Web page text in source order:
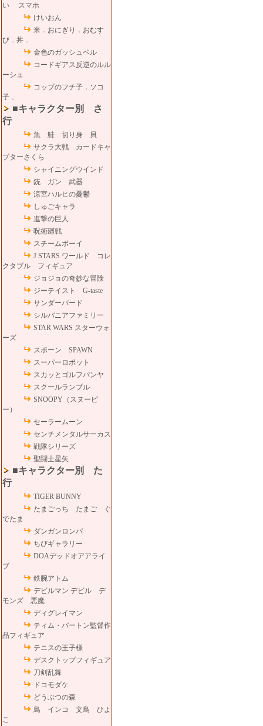
い スマホ
けいおん
米．おにぎり．おむす
び．丼．
金色のガッシュベル
コードギアス反逆のルル
ーシュ
コップのフチ子．ソコ
子．
■キャラクター別 さ
行
魚 鮭 切り身 貝
サクラ大戦 カードキャ
プターさくら
シャイニングウインド
銃 ガン 武器
涼宮ハルヒの憂鬱
しゅごキャラ
進撃の巨人
呪術廻戦
スチームボーイ
J STARS ワールド コレ
クタブル フィギュア
ジョジョの奇妙な冒険
ジーテイスト G-taste
サンダーバード
シルバニアファミリー
STAR WARS スターウォ
ーズ
スポーン SPAWN
スーパーロボット
スカッとゴルフパンヤ
スクールランブル
SNOOPY（スヌーピ
ー）
セーラームーン
センチメンタルサーカス
戦隊シリーズ
聖闘士星矢
■キャラクター別 た
行
TIGER BUNNY
たまごっち たまご ぐ
でたま
ダンガンロンパ
ちびギャラリー
DOAデッドオアアライ
ブ
鉄腕アトム
デビルマン デビル デ
モンズ 悪魔
ディグレイマン
ティム・バートン監督作
品フィギュア
テニスの王子様
デスクトップフィギュア
刀剣乱舞
ドコモダケ
どうぶつの森
鳥 インコ 文鳥 ひよ
こ